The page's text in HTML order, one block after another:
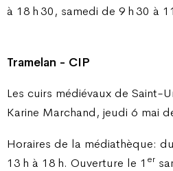
à 18 h 30, samedi de 9 h 30 à
Tramelan - CIP
Les cuirs médiévaux de Saint-
Karine Marchand, jeudi 6 mai
Horaires de la médiathèque:
13 h à 18 h. Ouverture le 1 er